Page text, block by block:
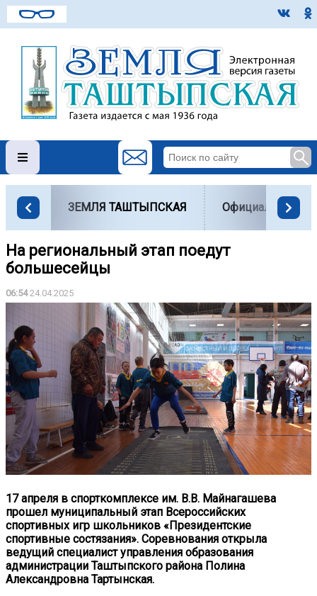
ЗЕМЛЯ ТАШТЫПСКАЯ Официально
На региональный этап поедут
большесейцы
06:5424.04.2025
17 апреля в спорткомплексе им. В.В. Майнагашева
прошел муниципальный этап Всероссийских
спортивных игр школьников «Президентские
спортивные состязания». Соревнования открыла
ведущий специалист управления образования
администрации Таштыпского района Полина
Александровна Тартынская.